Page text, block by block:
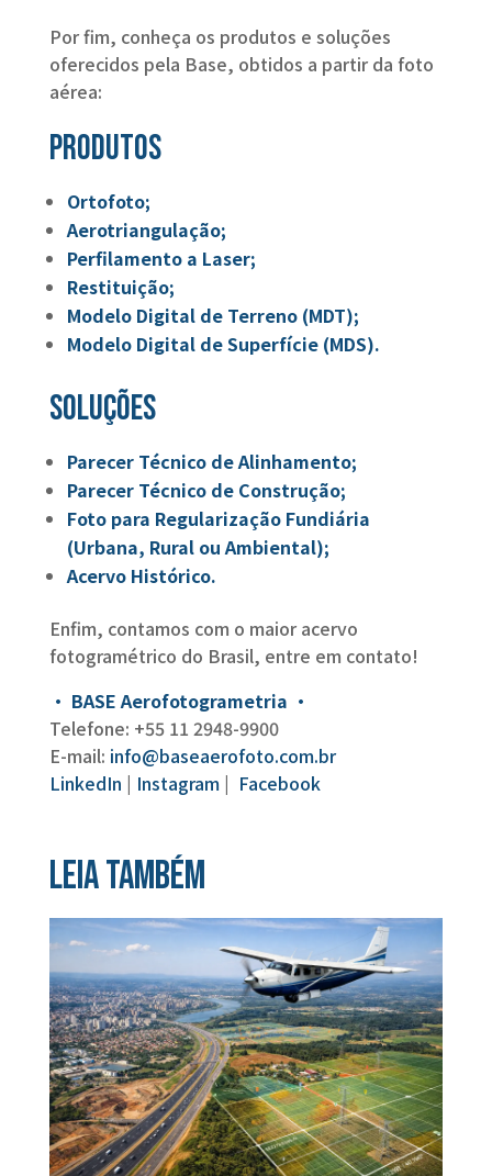
Por fim, conheça os produtos e soluções
oferecidos pela Base, obtidos a partir da foto
aérea:
Produtos
Ortofoto;
Aerotriangulação;
Perfilamento a Laser;
Restituição;
Modelo Digital de Terreno (MDT);
Modelo Digital de Superfície (MDS).
Soluções
Parecer Técnico de Alinhamento;
Parecer Técnico de Construção;
Foto para Regularização Fundiária
(Urbana, Rural ou Ambiental);
Acervo Histórico.
Enfim, contamos com o maior acervo
fotogramétrico do Brasil, entre em contato!
• BASE Aerofotogrametria •
Telefone: +55 11 2948-9900
E-mail: info@baseaerofoto.com.br
LinkedIn | Instagram | Facebook
Leia também